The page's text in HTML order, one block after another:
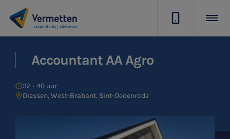
Accountant AA Agro
32 - 40 uur
Diessen, West-Brabant, Sint-Oedenrode